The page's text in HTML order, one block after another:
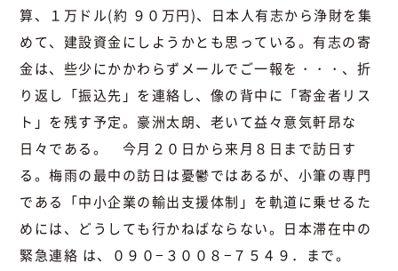
算、１万ドル(約 ９０万円)、日本人有志から浄財を集
めて、建設資金にしようかとも思っている。有志の寄
金は、些少にかかわらずメールでご一報を・・・、折
り返し「振込先」を連絡し、像の背中に「寄金者リス
ト」を残す予定。豪洲太朗、老いて益々意気軒昂な
日々である。 今月２０日から来月８日まで訪日す
る。梅雨の最中の訪日は憂鬱ではあるが、小筆の専門
である「中小企業の輸出支援体制」を軌道に乗せるた
めには、どうしても行かねばならない。日本滞在中の
緊急連絡 は、０９０−３００８−７５４９．まで。